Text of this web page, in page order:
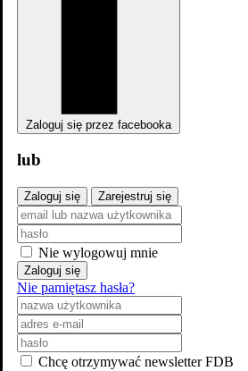
Zaloguj się przez facebooka
lub
Zaloguj się Zarejestruj się
Nie wylogowuj mnie
Zaloguj się
Nie pamiętasz hasła?
Chcę otrzymywać newsletter FDB